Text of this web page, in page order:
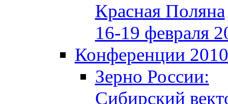
Красная Поляна
16-19 февраля
Конференции 2010
Зерно России:
Сибирский